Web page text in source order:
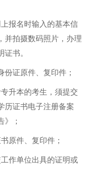
报名时输入的基本信
并拍摄数码照片，办理
书。
份证原件、复印件；
升本的考生，须提交
历证书电子注册备案
》；
原件、复印件；
作单位出具的证明或